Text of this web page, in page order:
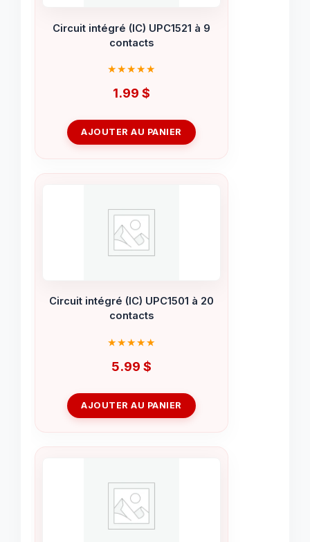
Circuit intégré (IC) UPC1521 à 9
contacts
1.99 $
AJOUTER AU PANIER
Circuit intégré (IC) UPC1501 à 20
contacts
5.99 $
AJOUTER AU PANIER